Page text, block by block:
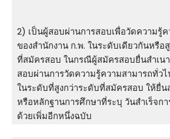
2) เป็นผู้สอบผ่านการสอบเพื่อวัดความรู้
ของสำนักงาน ก.พ. ในระดับเดียวกันหรือ
ที่สมัครสอบ ในกรณีผู้สมัครสอบยื่นสำเน
สอบผ่านการวัดความรู้ความสามารถทั่ว
ในระดับที่สูงกว่าระดับที่สมัครสอบ ให้ยื่
หรือหลักฐานการศึกษาที่ระบุ วันสำเร็จก
ด้วยเพิ่มอีกหนึ่งฉบับ